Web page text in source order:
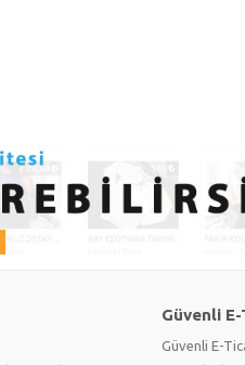
Güvenli
Güvenli E-